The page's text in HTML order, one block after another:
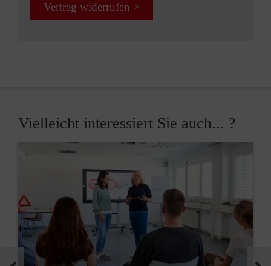
Vertrag widerrufen >
Vielleicht interessiert Sie auch... ?